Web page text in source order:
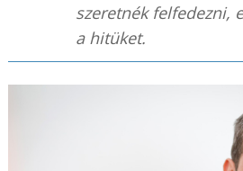
szeretnék felfedezni,
a hitüket.